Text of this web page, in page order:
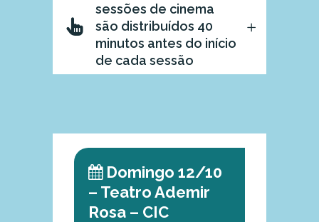
sessões de cinema
são distribuídos 40
minutos antes do início
de cada sessão
Domingo 12/10
– Teatro Ademir
Rosa – CIC